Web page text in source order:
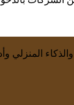
المنزلي